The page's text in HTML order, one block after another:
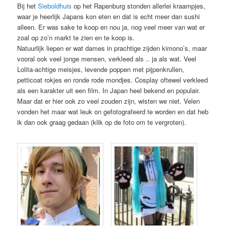
Bij hetSieboldhuis op het Rapenburg stonden allerlei kraampjes,
waar je heerlijk Japans kon eten en dat is echt meer dan sushi
alleen. Er was sake te koop en nou ja, nog veel meer van wat er
zoal op zo’n markt te zien en te koop is.
Natuurlijk liepen er wat dames in prachtige zijden kimono’s, maar
vooral ook veel jonge mensen, verkleed als .. ja als wat. Veel
Lolita-achtige meisjes, levende poppen met pijpenkrullen,
petticoat rokjes en ronde rode mondjes. Cosplay oftewel verkleed
als een karakter uit een film. In Japan heel bekend en populair.
Maar dat er hier ook zo veel zouden zijn, wisten we niet. Velen
vonden het maar wat leuk on gefotografeerd te worden en dat heb
ik dan ook graag gedaan (klik op de foto om te vergroten).